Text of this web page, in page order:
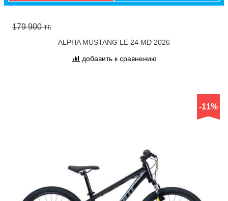
179 900 тг.
ALPHA MUSTANG LE 24 MD 2026
добавить к сравнению
-11%